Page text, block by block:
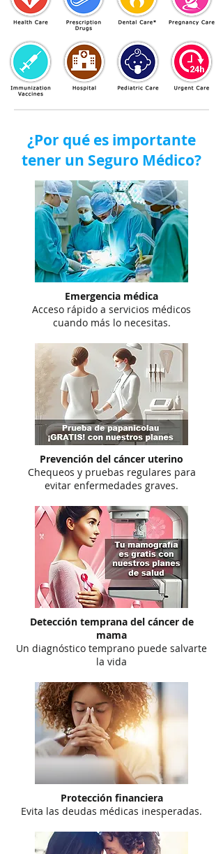
¿Por qué es importante
tener un Seguro Médico?
Emergencia médica
Acceso rápido a servicios médicos
cuando más lo necesitas.
Prevención del cáncer uterino
Chequeos y pruebas regulares para
evitar enfermedades graves.
Detección temprana del cáncer de
mama
Un diagnóstico temprano puede salvarte
la vida
Protección financiera
Evita las deudas médicas inesperadas.